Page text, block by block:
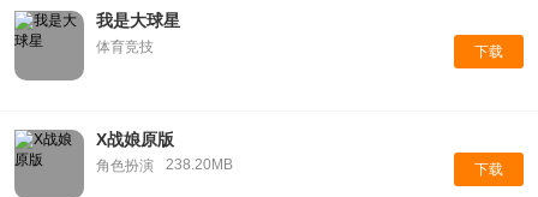
我是大球星
体育竞技 下载
X战娘原版
角色扮演 238.20MB 下载